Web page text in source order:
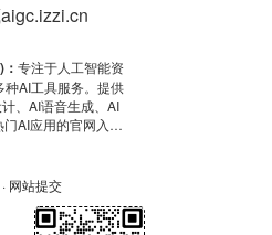
专注于人工智能资
AI工具服务。提供
、AI语音生成、AI
AI应用的官网入
· 网站提交